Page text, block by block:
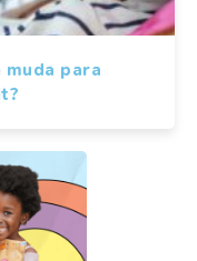
muda para